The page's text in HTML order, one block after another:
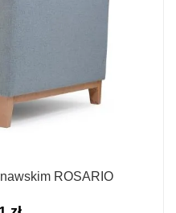
ROSARIO